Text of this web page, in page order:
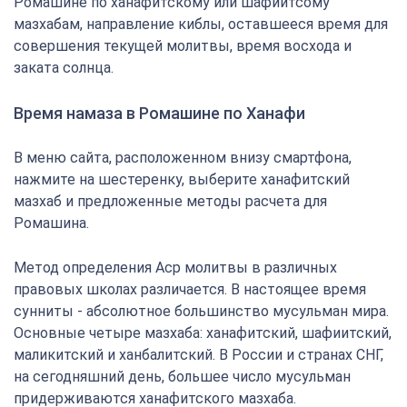
мазхабам, направление киблы, оставшееся время для
совершения текущей молитвы, время восхода и
заката солнца.
Время намаза в Ромашине по Ханафи
В меню сайта, расположенном внизу смартфона,
нажмите на шестеренку, выберите ханафитский
мазхаб и предложенные методы расчета для
Ромашина.
Метод определения Аср молитвы в различных
правовых школах различается. В настоящее время
сунниты - абсолютное большинство мусульман мира.
Основные четыре мазхаба: ханафитский, шафиитский,
маликитский и ханбалитский. В России и странах СНГ,
на сегодняшний день, большее число мусульман
придерживаются ханафитского мазхаба.